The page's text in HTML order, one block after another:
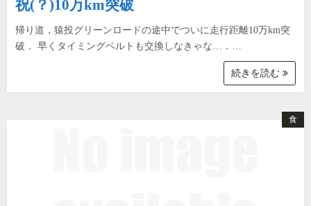
祝(？)10万km突破
帰り道，猿投グリーンロードの途中でついに走行距離10万km突
破． 早くタイミングベルトも交換しなきゃな…．…
続きを読む
食